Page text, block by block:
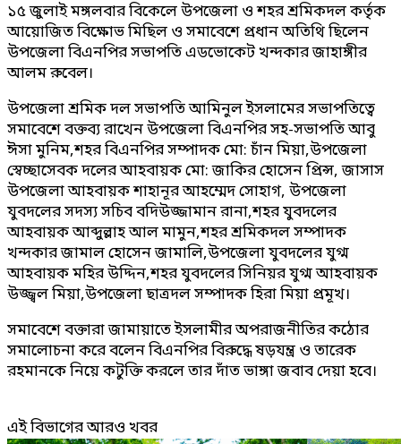
১৫ জুলাই মঙ্গলবার বিকেলে উপজেলা ও শহর শ্রমিকদল কর্তৃক
আয়োজিত বিক্ষোভ মিছিল ও সমাবেশে প্রধান অতিথি ছিলেন
উপজেলা বিএনপির সভাপতি এডভোকেট খন্দকার জাহাঙ্গীর
আলম রুবেল।
উপজেলা শ্রমিক দল সভাপতি আমিনুল ইসলামের সভাপতিত্বে
সমাবেশে বক্তব্য রাখেন উপজেলা বিএনপির সহ-সভাপতি আবু
ঈসা মুনিম,শহর বিএনপির সম্পাদক মো: চাঁন মিয়া,উপজেলা
স্বেচ্ছাসেবক দলের আহবায়ক মো: জাকির হোসেন প্রিন্স, জাসাস
উপজেলা আহবায়ক শাহানূর আহম্মেদ সোহাগ, উপজেলা
যুবদলের সদস্য সচিব বদিউজ্জামান রানা,শহর যুবদলের
আহবায়ক আব্দুল্লাহ আল মামুন,শহর শ্রমিকদল সম্পাদক
খন্দকার জামাল হোসেন জামালি,উপজেলা যুবদলের যুগ্ম
আহবায়ক মহির উদ্দিন,শহর যুবদলের সিনিয়র যুগ্ম আহবায়ক
উজ্জ্বল মিয়া,উপজেলা ছাত্রদল সম্পাদক হিরা মিয়া প্রমূখ।
সমাবেশে বক্তারা জামায়াতে ইসলামীর অপরাজনীতির কঠোর
সমালোচনা করে বলেন বিএনপির বিরুদ্ধে ষড়যন্ত্র ও তারেক
রহমানকে নিয়ে কটুক্তি করলে তার দাঁত ভাঙ্গা জবাব দেয়া হবে।
এই বিভাগের আরও খবর